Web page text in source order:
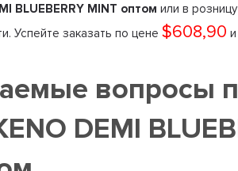
BLUEBERRY MINT оптом или в
Успейте заказать по цене$608,90
вопросы
DEMI